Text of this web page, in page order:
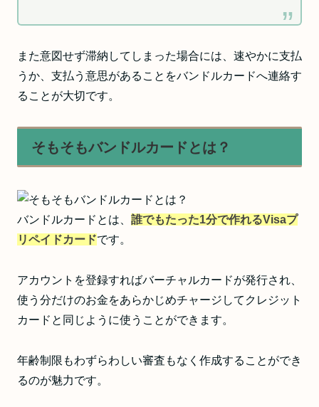
また意図せず滞納してしまった場合には、速やかに支払
うか、支払う意思があることをバンドルカードへ連絡す
ることが大切です。
そもそもバンドルカードとは？
バンドルカードとは、 誰でもたった1分で作れるVisaプ
リペイドカードです。
アカウントを登録すればバーチャルカードが発行され、
使う分だけのお金をあらかじめチャージしてクレジット
カードと同じように使うことができます。
年齢制限もわずらわしい審査もなく作成することができ
るのが魅力です。